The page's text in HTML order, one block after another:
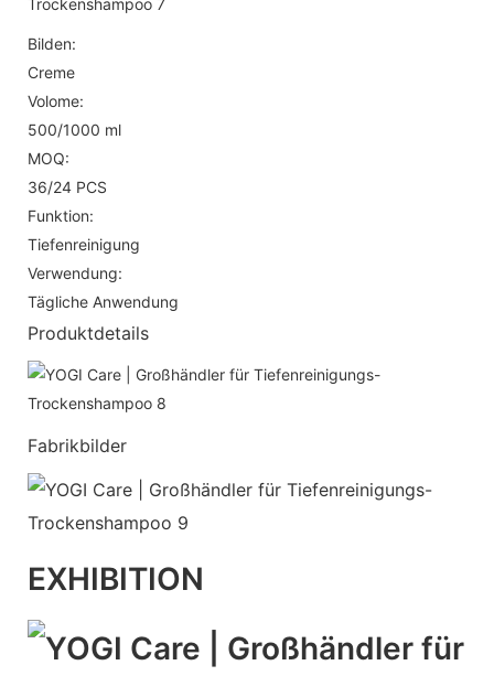
Bilden:
Creme
Volome:
500/1000 ml
MOQ:
36/24 PCS
Funktion:
Tiefenreinigung
Verwendung:
Tägliche Anwendung
Produktdetails
Fabrikbilder
EXHIBITION